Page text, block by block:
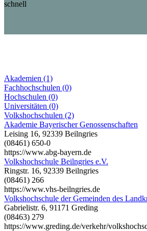
schnell
Akademien (1)
Fachhochschulen (0)
Hochschulen (0)
Universitäten (0)
Volkshochschulen (2)
Akademie Bayerischer Genossenschaften
Leising 16, 92339 Beilngries
(08461) 650-0
https://www.abg-bayern.de
Volkshochschule Beilngries e.V.
Ringstr. 16, 92339 Beilngries
(08461) 266
https://www.vhs-beilngries.de
Volkshochschule der Gemeinden des
Gabrielistr. 6, 91171 Greding
(08463) 279
https://www.greding.de/verkehr/